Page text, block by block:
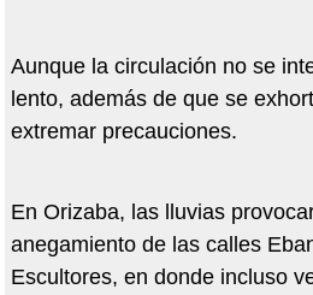
Aunque la circulación no se
lento, además de que se
extremar precauciones.
En Orizaba, las lluvias
anegamiento de las calles
Escultores, en donde incluso